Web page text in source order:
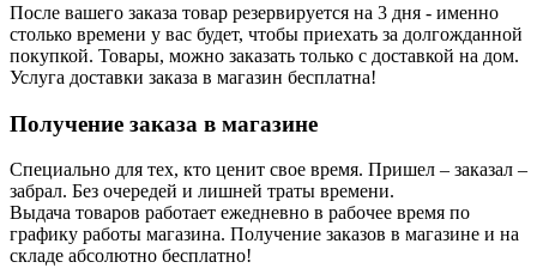
После вашего заказа товар резервируется на 3 дня - именно
столько времени у вас будет, чтобы приехать за долгожданной
покупкой. Товары, можно заказать только с доставкой на дом.
Услуга доставки заказа в магазин бесплатна!
Получение заказа в магазине
Специально для тех, кто ценит свое время. Пришел – заказал –
забрал. Без очередей и лишней траты времени.
Выдача товаров работает ежедневно в рабочее время по
графику работы магазина. Получение заказов в магазине и на
складе абсолютно бесплатно!